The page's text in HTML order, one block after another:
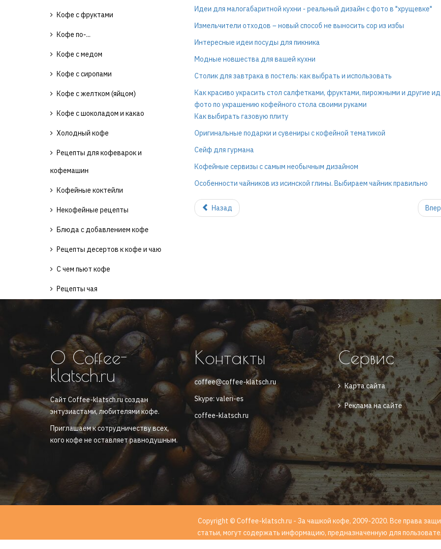
Кофе с фруктами
Кофе по-...
Кофе с медом
Кофе с сиропами
Кофе с желтком (яйцом)
Кофе с шоколадом и какао
Холодный кофе
Рецепты для кофеварок и
кофемашин
Кофейные коктейли
Некофейные рецепты
Блюда с добавлением кофе
Рецепты десертов к кофе и чаю
С чем пьют кофе
Рецепты чая
Идеи для малогабаритной кухни - реальный дизайн с фото в "хрущевке"
Измельчители отходов – новый способ не выносить сор из избы
Интересные идеи посуды для пикника
Модные новшества для вашей кухни
Столик для завтрака в постель: как выбрать и использовать
Как красиво украсить стол салфетками, фруктами, пирожными и другие
фото по украшению кофейного стола своими руками
Как выбирать газовую плиту
Оригинальные подарки и сувениры с кофейной тематикой
Сейф для гурмана
Кофейные сервизы с самым необычным дизайном
Особенности чайников из исинской глины. Выбираем чайник правильно
Назад
О Coffee-
klatsch.ru
Сайт Coffee-klatsch.ru создан
энтузиастами, любителями кофе.
Приглашаем к сотрудничеству всех,
кого кофе не оставляет равнодушным.
Контакты
coffee@coffee-klatsch.ru
Skype: valeri-es
coffee-klatsch.ru
Сервис
Карта сайта
Реклама на сайте
Copyright © Coffee-klatsch.ru - За чашкой кофе, 2009-2020. Все права
статьи, могут содержать информацию, предназначенную для